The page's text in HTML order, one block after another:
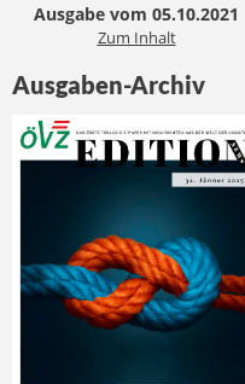
Ausgabe vom 05.10.2021
Zum Inhalt
Ausgaben-Archiv